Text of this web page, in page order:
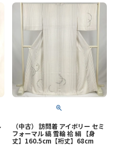
（中古） 訪問着 アイボリー セミ
フォーマル 縞 雪輪 袷 絹 【身
丈】160.5cm【裄丈】68cm